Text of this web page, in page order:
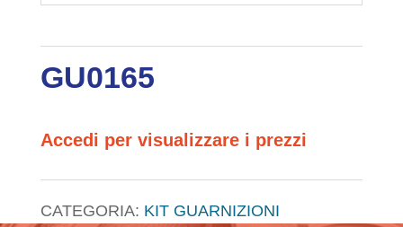
GU0165
Accedi per visualizzare i prezzi
CATEGORIA: KIT GUARNIZIONI